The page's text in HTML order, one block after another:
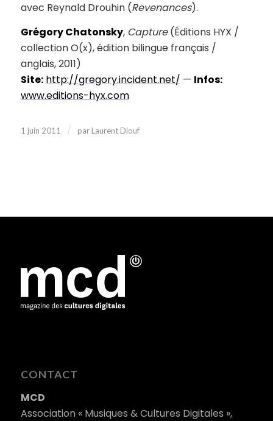
avec Reynald Drouhin (Revenances).
Grégory Chatonsky, Capture(Éditions HYX /
collection O(x), édition bilingue français /
anglais, 2011)
Site: http://gregory.incident.net/ — Infos:
www.editions-hyx.com
1 juin 2011 / par Laurent Diouf
CONTACT
MCD
Association « Musiques & Cultures Digitales »,